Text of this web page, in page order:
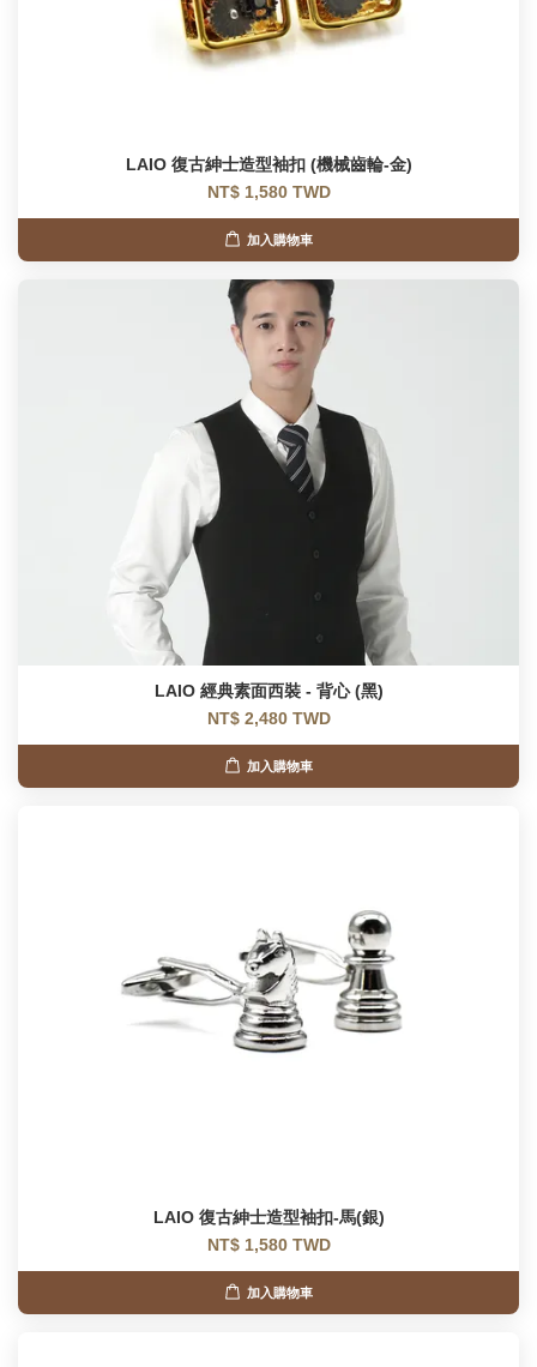
LAIO 復古紳士造型袖扣 (機械齒輪-金)
NT$ 1,580 TWD
加入購物車
LAIO 經典素面西裝 - 背心 (黑)
NT$ 2,480 TWD
加入購物車
LAIO 復古紳士造型袖扣-馬(銀)
NT$ 1,580 TWD
加入購物車